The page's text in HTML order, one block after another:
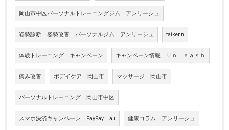
岡山市中区パーソナルトレーニングジム アンリーシュ
姿勢診断 姿勢改善 パーソナルジム アンリーシュ taikenn
体験トレーニング キャンペーン キャンペーン情報 Ｕｎｌｅａｓｈ
痛み改善 ボデイケア 岡山市 マッサージ 岡山市
パーソナルトレーニング 岡山市中区
スマホ決済キャンペーン PayPay au 健康コラム アンリーシュ